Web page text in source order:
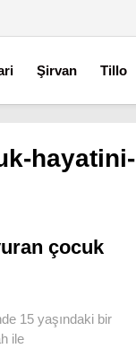
Şirvan Tillo
hayatini-
çocuk
15 yaşındaki bir
ile